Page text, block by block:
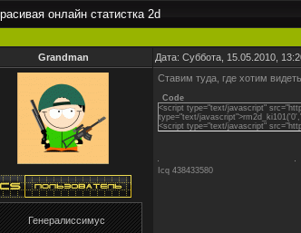
онлайн статистка 2d
Grandman Дата: Суббота, 15.05.2010,
Генералиссимус
Ставим туда, где хотим
Code
<script type="text/javascript"
type="text/
<script type="text/javascript"
Icq 438433580